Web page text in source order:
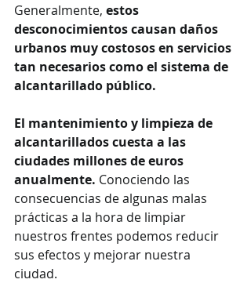
Generalmente, estos
desconocimientos causan daños
urbanos muy costosos en servicios
tan necesarios como el sistema de
alcantarillado público.
El mantenimiento y limpieza de
alcantarillados cuesta a las
ciudades millones de euros
anualmente. Conociendo las
consecuencias de algunas malas
prácticas a la hora de limpiar
nuestros frentes podemos reducir
sus efectos y mejorar nuestra
ciudad.